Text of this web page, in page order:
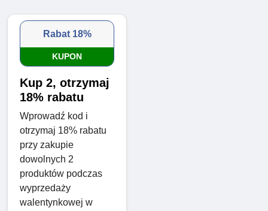
Rabat 18%
KUPON
Kup 2, otrzymaj
18% rabatu
Wprowadź kod i
otrzymaj 18% rabatu
przy zakupie
dowolnych 2
produktów podczas
wyprzedaży
walentynkowej w